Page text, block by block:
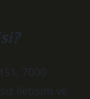
7000
iletişim ve